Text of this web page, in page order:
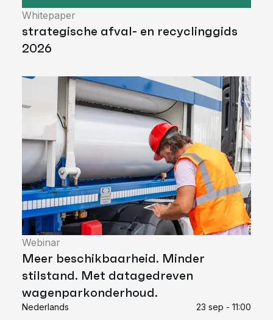
Whitepaper
strategische afval- en recyclinggids
2026
Webinar
Meer beschikbaarheid. Minder
stilstand. Met datagedreven
wagenparkonderhoud.
Nederlands 23 sep - 11:00